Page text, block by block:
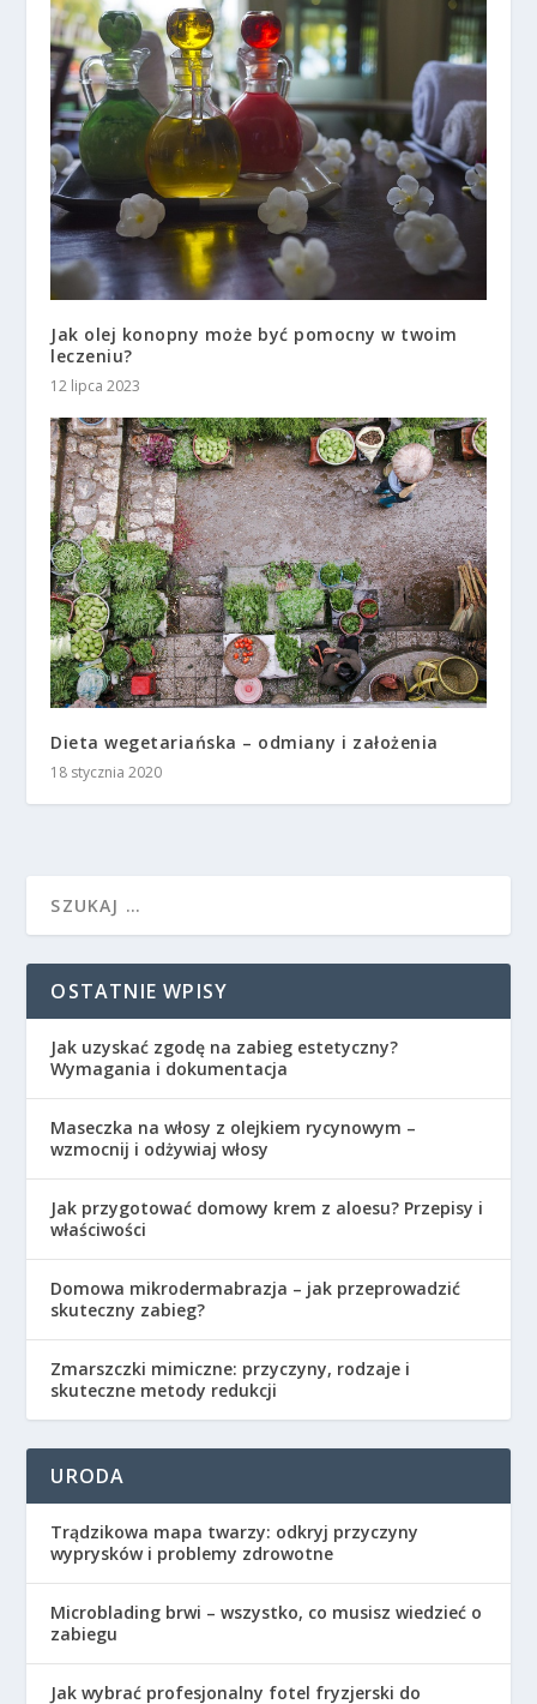
Jak olej konopny może być pomocny w twoim
leczeniu?
12 lipca 2023
Dieta wegetariańska – odmiany i założenia
18 stycznia 2020
OSTATNIE WPISY
Jak uzyskać zgodę na zabieg estetyczny?
Wymagania i dokumentacja
Maseczka na włosy z olejkiem rycynowym –
wzmocnij i odżywiaj włosy
Jak przygotować domowy krem z aloesu? Przepisy i
właściwości
Domowa mikrodermabrazja – jak przeprowadzić
skuteczny zabieg?
Zmarszczki mimiczne: przyczyny, rodzaje i
skuteczne metody redukcji
URODA
Trądzikowa mapa twarzy: odkryj przyczyny
wyprysków i problemy zdrowotne
Microblading brwi – wszystko, co musisz wiedzieć o
zabiegu
Jak wybrać profesjonalny fotel fryzjerski do